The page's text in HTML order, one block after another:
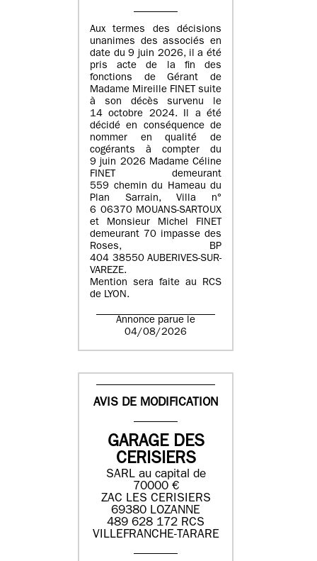
Aux termes des décisions
unanimes des associés en
date du 9 juin 2026, il a été
pris acte de la fin des
fonctions de Gérant de
Madame Mireille FINET suite
à son décès survenu le
14 octobre 2024. Il a été
décidé en conséquence de
nommer en qualité de
cogérants à compter du
9 juin 2026 Madame Céline
FINET demeurant
559 chemin du Hameau du
Plan Sarrain, Villa n°
6 06370 MOUANS-SARTOUX
et Monsieur Michel FINET
demeurant 70 impasse des
Roses, BP
404 38550 AUBERIVES-SUR-
VAREZE.
Mention sera faite au RCS
de LYON.
Annonce parue le
04/08/2026
AVIS DE MODIFICATION
GARAGE DES
CERISIERS
SARL au capital de
70000 €
ZAC LES CERISIERS
69380 LOZANNE
489 628 172 RCS
VILLEFRANCHE-TARARE